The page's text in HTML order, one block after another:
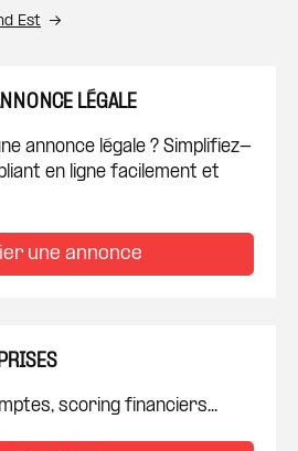
Est
LÉGALE
annonce légale ? Simplifiez-
en ligne facilement et
une annonce
scoring financiers...